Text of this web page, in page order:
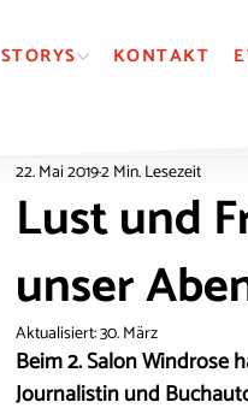
STORYS KONTAKT
Lust und
unser
22. Mai 20192 Min. Lesezeit
Aktualisiert:30. März
Beim 2. Salon Windrose
Journalistin und